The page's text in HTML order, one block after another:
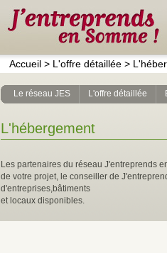
Accueil > L'offre détaillée >
Le réseau JES L'offre détaillée
L'hébergement
Les partenaires du réseau J'entreprends
de votre projet, le conseiller de
d'entreprises,bâtiments
et locaux disponibles.